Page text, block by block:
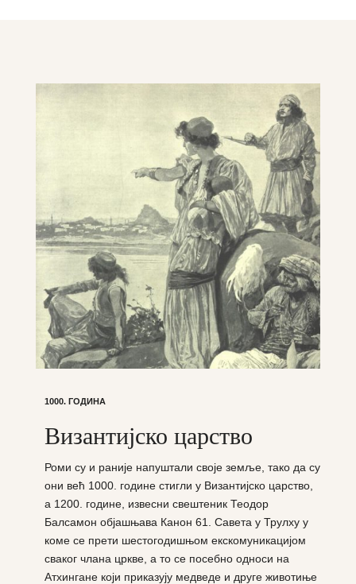
1000. ГОДИНА
Византијско царство
Роми су и раније напуштали своје земље, тако да су
они већ 1000. године стигли у Византијско царство,
а 1200. године, извесни свештеник Теодор
Балсамон објашњава Канон 61. Савета у Трулху у
коме се прети шестогодишњом екскомуникацијом
сваког члана цркве, а то се посебно односи на
Атхингане који приказују медведе и друге животиње